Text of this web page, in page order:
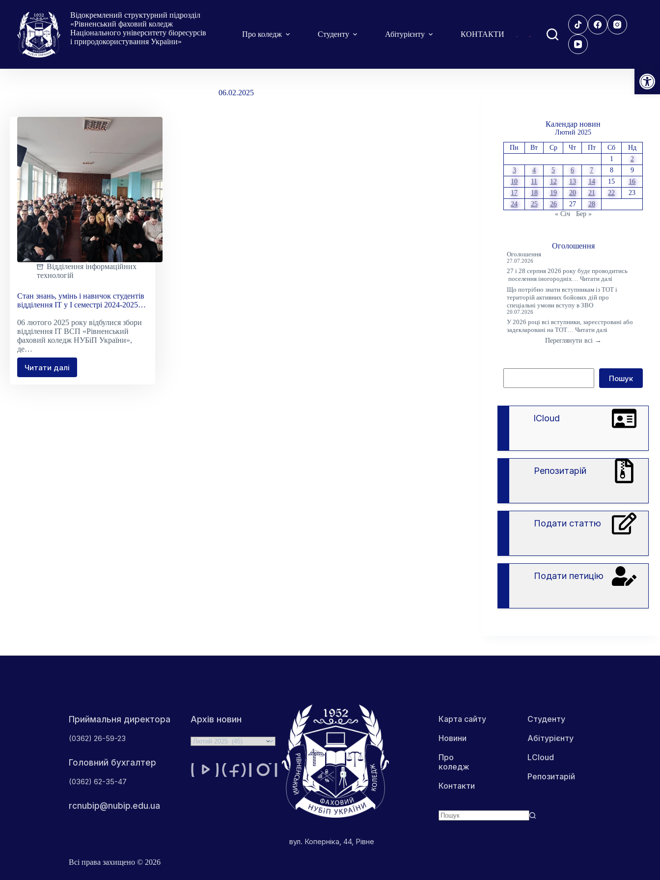
Відкрити Панель інструментів
вмісту
Відокремлений структурний підрозділ
«Рівненський фаховий коледж
Національного університету біоресурсів
і природокористування України»
Про коледж Студенту Абітурієнту КОНТАКТИ
06.02.2025
Відділення інформаційних
технологій
Стан знань, умінь і навичок студентів
відділення ІТ у І семестрі 2024-2025
06 лютого 2025 року відбулися збори
відділення ІТ ВСП «Рівненський
фаховий коледж НУБіП України»,
де…
Читати далі
Стан
Календар новин
Лютий 2025
Пн Вт Ср Чт Пт Сб
Нд
1
2
3
4 5 6 7 8
9
10
11 12 13 14 15
16
17
18 19 20 21 22
23
24
25 26 27
28
« Січ
Бер »
Оголошення
Оголошення
27.07.2026
27 і 28 серпня 2026 року буде проводитись
поселення іногородніх…Читати далі
Оголошення
Що потрібно знати вступникам із ТОТ і
територій активних бойових дій про
спеціальні умови вступу в ЗВО
20.07.2026
У 2026 році всі вступники, зареєстровані або
задекларовані на ТОТ…Читати далі
із
ТОТ
бойових
дій
про
ЗВО
Переглянути всі →
Пошук
lCloud
Репозитарій
Подати статтю
Подати петицію
Приймальня директора
(0362) 26-59-23
Головний бухгалтер
(0362) 62-35-47
rcnubip@nubip.edu.ua
Архів новин
Архіви
вул. Коперніка, 44, Рівне
Карта сайту
Новини
Про
коледж
Контакти
Студенту
Абітурієнту
LCloud
Репозитарій
Всі права захищено © 2026